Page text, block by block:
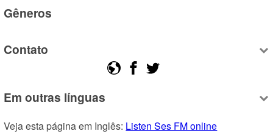
Gêneros
Contato
Em outras línguas
Veja esta página em Inglês: Listen Ses FM online